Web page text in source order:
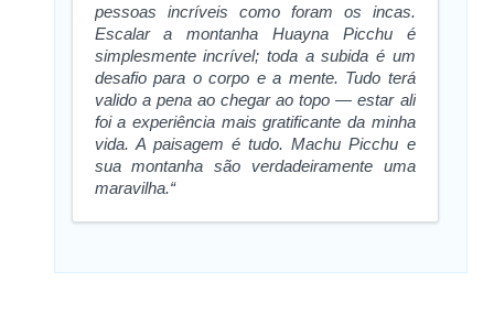
pessoas incríveis como foram os incas.
Escalar a montanha Huayna Picchu é
simplesmente incrível; toda a subida é um
desafio para o corpo e a mente. Tudo terá
valido a pena ao chegar ao topo — estar ali
foi a experiência mais gratificante da minha
vida. A paisagem é tudo. Machu Picchu e
sua montanha são verdadeiramente uma
maravilha.“